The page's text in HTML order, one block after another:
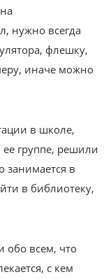
нужно всегда
флешку,
иначе можно
в школе,
группе, решили
занимается в
в библиотеку,
обо всем, что
с кем